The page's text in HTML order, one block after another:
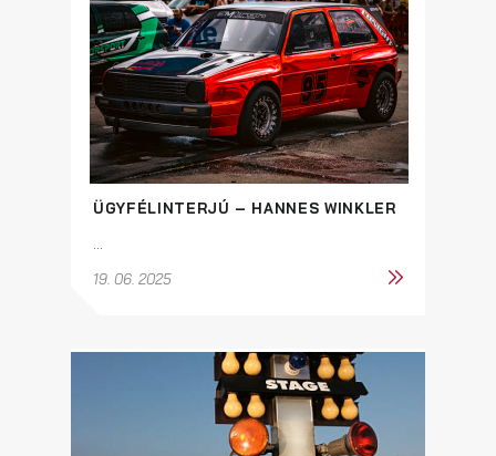
ÜGYFÉLINTERJÚ – HANNES WINKLER
19. 06. 2025